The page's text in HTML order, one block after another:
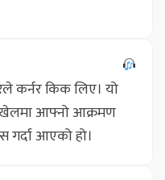
कर्नर किक लिए। यो
आफ्नो आक्रमण
गर्दा आएको हो।